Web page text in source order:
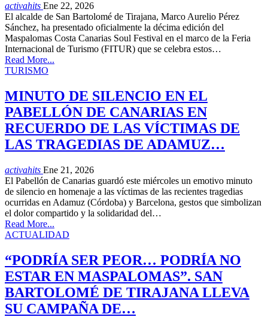
activahits Ene 22, 2026
El alcalde de San Bartolomé de Tirajana, Marco Aurelio Pérez
Sánchez, ha presentado oficialmente la décima edición del
Maspalomas Costa Canarias Soul Festival en el marco de la Feria
Internacional de Turismo (FITUR) que se celebra estos…
Read More...
TURISMO
MINUTO DE SILENCIO EN EL
PABELLÓN DE CANARIAS EN
RECUERDO DE LAS VÍCTIMAS DE
LAS TRAGEDIAS DE ADAMUZ…
activahits Ene 21, 2026
El Pabellón de Canarias guardó este miércoles un emotivo minuto
de silencio en homenaje a las víctimas de las recientes tragedias
ocurridas en Adamuz (Córdoba) y Barcelona, gestos que simbolizan
el dolor compartido y la solidaridad del…
Read More...
ACTUALIDAD
“PODRÍA SER PEOR… PODRÍA NO
ESTAR EN MASPALOMAS”. SAN
BARTOLOMÉ DE TIRAJANA LLEVA
SU CAMPAÑA DE…